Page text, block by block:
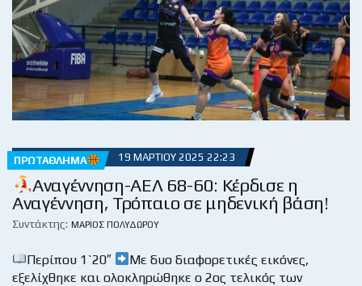
ΠΡΩΤΆΘΛΗΜΑ 19 ΜΑΡΤΊΟΥ 2025 22:23
Αναγέννηση-ΑΕΛ 68-60: Κέρδισε η
Αναγέννηση, Τρόπαιο σε μηδενική βάση!
Συντάκτης: ΜΆΡΙΟΣ ΠΟΛΥΔΏΡΟΥ
Περίπου 1`20″
Με δυο διαφορετικές εικόνες,
εξελίχθηκε και ολοκληρώθηκε ο 2ος τελικός των